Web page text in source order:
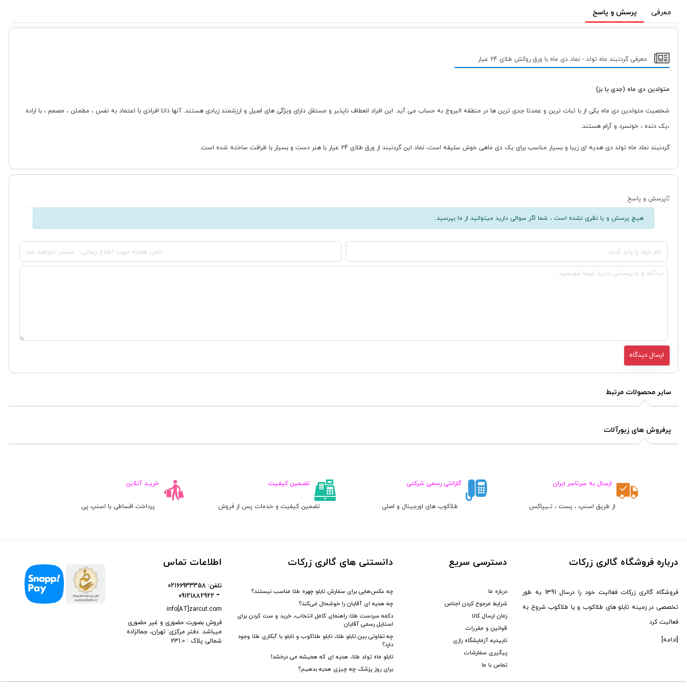
معرفی پرسش و پاسخ
معرفی گردنبند ماه تولد - نماد دی ماه با ورق روکش طلای 24 عیار
متولدین دی ماه (جدی یا بز)
شخصیت متولدین دی ماه یکی از با ثبات ترین و عمدتا جدی ترین ها در منطقه البروج به حساب می آید. این افراد انعطاف ناپذیر و مستقل دارای ویژگی های اصیل و ارزشمند زیادی هستند. آنها ذاتا افرادی با اعتماد به نفس ، مطمئن ، مصمم ، با اراده
،یک دنده ، خونسرد و آرام هستند.
گردنبند نماد ماه تولد دی هدیه ای زیبا و بسیار مناسب برای یک دی ماهی خوش سلیقه است، نماد این گردنبند از ورق طلای 24 عیار با هنر دست و بسیار با ظرافت ساخته شده است.
پرسش و پاسخ
هیچ پرسش و یا نظری نشده است ، شما اگر سوالی دارید میتوانید از ما بپرسید..
سایر محصولات مرتبط
پرفروش های زیورآلات
ارسـال به سرتاسر ایران
از طریق اسنپ ، پست ، تــیپاکس
گارانتی رسمی شرکتی
طلاکوب های اورجینال و اصلی
تضـمین کیفـیت
تضمین کیفیت و خدمات پس از فروش
خریــد آنلاین
پرداخت اقساطی با اسنپ پی
درباره فروشگاه گالری زرکات
فروشگاه گالری زرکات فعالیت خود را درسال 1391 به طور
تخصصی در زمینه تابلو های طلاکوب و یا طلاکوب شروع به
فعالیت کرد
[ادامه]
دسترسی سریع
درباره ما
شرایط مرجوع کردن اجناس
زمان ارسال کالا
قوانین و مقررات
تاییدیه آزمایشگاه رازی
پیگیری سفارشات
تماس با ما
دانستنی های گالری زرکات
چه عکس‌هایی برای سفارش تابلو چهره طلا مناسب نیستند؟
چه هدیه‌ ای آقایان را خوشحال می‌کند؟
دکمه سردست طلا؛ راهنمای کامل انتخاب، خرید و ست کردن برای
استایل رسمی آقایان
چه تفاوتی بین تابلو طلا، تابلو طلاکوب و تابلو با آبکاری طلا وجود
دارد؟
تابلو ماه تولد طلا، هدیه ای که همیشه می درخشد!
برای روز پزشک چه چیزی هدیه بدهیم؟
اطلاعات تماس
فروش بصورت حضوری و غیر حضوری
میباشد. دفتر مرکزی: تهران، جمالزاده
شمالی پلاک : 231.0
info[AT]zarcut.com
تلفن: 02166933358
09121882922